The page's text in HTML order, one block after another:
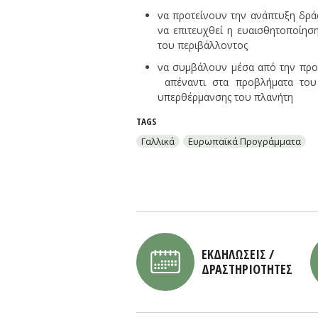
να προτείνουν την ανάπτυξη
να επιτευχθεί η
του περιβάλλοντος
να συμβάλουν μέσα από την
απέναντι στα προβλήματα
υπερθέρμανσης του πλανήτη
TAGS
Γαλλικά
Ευρωπαϊκά Προγράμματα
ΕΚΔΗΛΩΣΕΙΣ /
ΔΡΑΣΤΗΡΙΟΤΗΤΕΣ